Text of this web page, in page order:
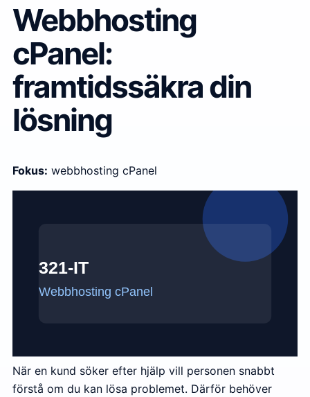
Webbhosting
cPanel:
framtidssäkra din
lösning
Fokus: webbhosting cPanel
När en kund söker efter hjälp vill personen snabbt
förstå om du kan lösa problemet. Därför behöver